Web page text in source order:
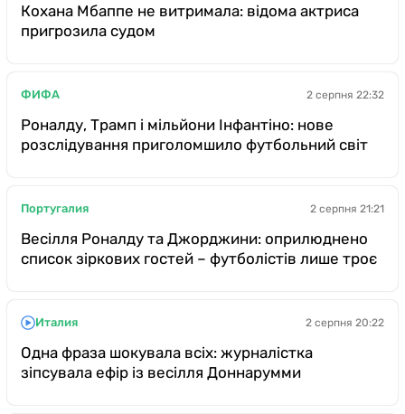
Кохана Мбаппе не витримала: відома актриса
пригрозила судом
ФИФА 2 серпня 22:32
Роналду, Трамп і мільйони Інфантіно: нове
розслідування приголомшило футбольний світ
Португалия 2 серпня 21:21
Весілля Роналду та Джорджини: оприлюднено
список зіркових гостей – футболістів лише троє
Италия 2 серпня 20:22
Одна фраза шокувала всіх: журналістка
зіпсувала ефір із весілля Доннарумми